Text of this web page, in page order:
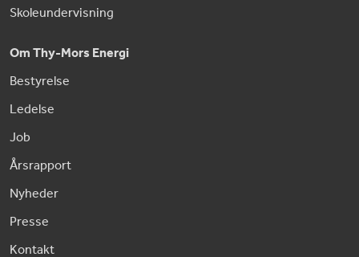
Skoleundervisning
Om Thy-Mors Energi
Bestyrelse
Ledelse
Job
Årsrapport
Nyheder
Presse
Kontakt